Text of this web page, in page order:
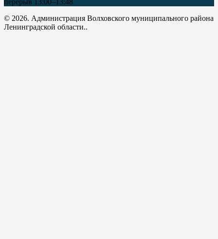
перерыв 13:00–13:48
© 2026. Администрация Волховского муниципального района
Ленинградской области..